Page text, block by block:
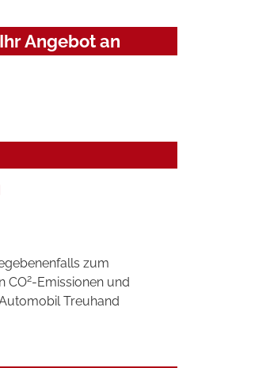
Angebot an
zum
CO2-Emissionen und
Treuhand